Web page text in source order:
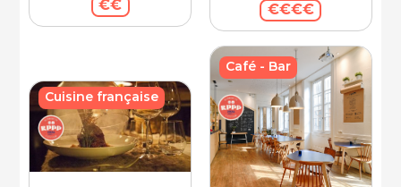
€€ €€€€
Cuisine française
Café - Bar